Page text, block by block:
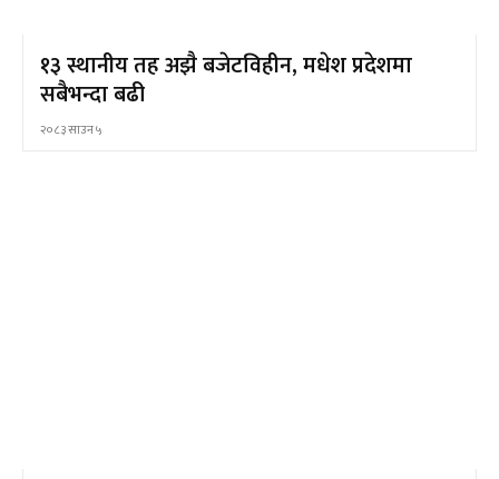
१३ स्थानीय तह अझै बजेटविहीन, मधेश प्रदेशमा
सबैभन्दा बढी
२०८३ साउन ५